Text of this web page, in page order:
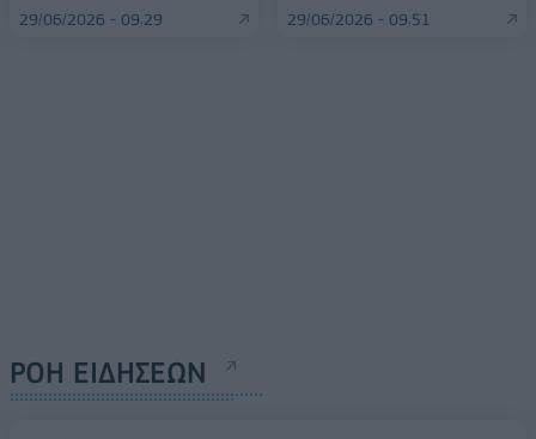
29/06/2026 - 09:29 29/06/2026 - 09:51
ΡΟΗ ΕΙΔΗΣΕΩΝ